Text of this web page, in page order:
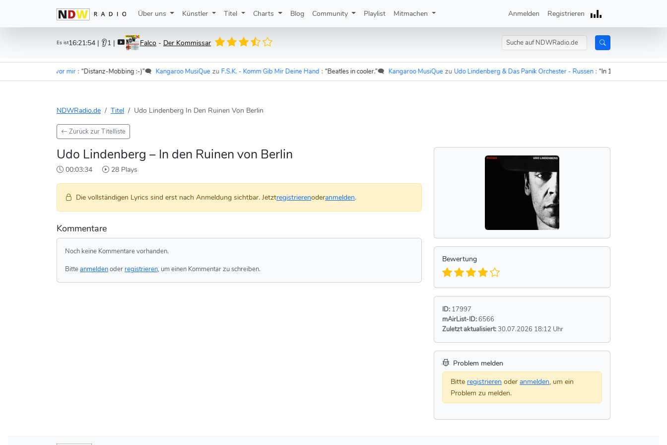
Über uns Künstler Titel Charts Blog Community Playlist Mitmachen Anmelden Registrieren
Es ist16:21:54 | 👂1 | Falco - Der Kommissar
- Im Wagen vor mir : “Distanz-Mobbing :-)”🗨️ Kangaroo MusiQue zu F.S.K. - Komm Gib Mir Deine Hand : “Beatles in cooler.”🗨️ Kangaroo MusiQue zu Udo Lindenberg & Das Panik Orchester - Russen : “In 15 Minuten sind die
NDWRadio.de Titel Udo Lindenberg In Den Ruinen Von Berlin
Zurück zur Titelliste
Udo Lindenberg – In den Ruinen von Berlin
00:03:34 28 Plays
Die vollständigen Lyrics sind erst nach Anmeldung sichtbar. Jetztregistrierenoderanmelden.
Kommentare
Noch keine Kommentare vorhanden.
Bitteanmeldenoder registrieren, um einen Kommentar zu schreiben.
Bewertung
ID: 17997
mAirList-ID:6566
Zuletzt aktualisiert:30.07.2026 18:12 Uhr
Problem melden
Bitte registrieren oder anmelden, um ein
Problem zu melden.